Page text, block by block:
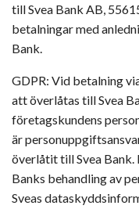
till Svea Bank AB,
betalningar med
Bank.
GDPR: Vid betalning
att överlåtas till Svea
företagskundens
är
överlåtit till Svea Bank.
Banks behandling av
Sveas